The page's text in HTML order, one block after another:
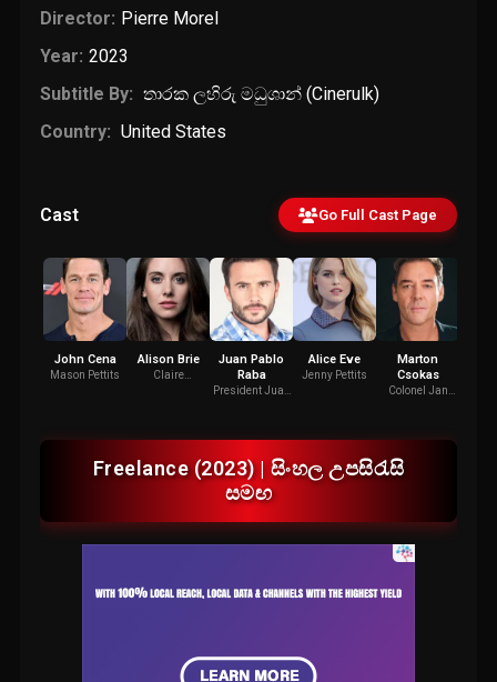
Director: Pierre Morel
Year: 2023
Subtitle By: තාරක ලහිරු මධුශාන් (Cinerulk)
Country: United States
Cast Go Full Cast Page
John Cena
Mason Pettits
Alison Brie
Claire
Juan Pablo
Raba
President Juan
Alice Eve
Jenny Pettits
Marton
Csokas
Colonel Jan
Freelance (2023) | සිංහල උපසිරැසි
සමඟ